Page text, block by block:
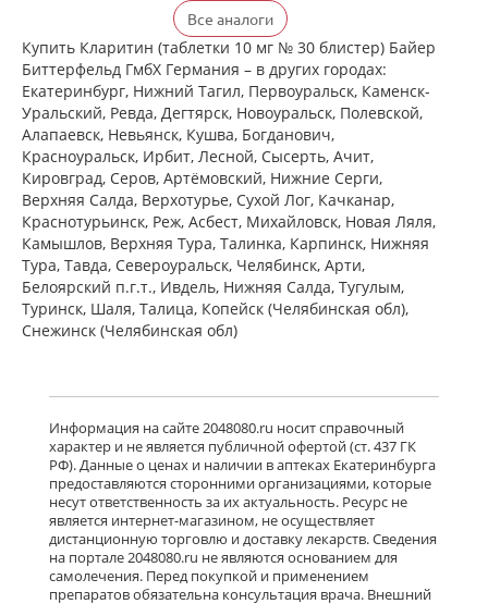
Кларитин (таблетки 10 мг № 30
блистер) Байер Биттерфельд ГмбХ
Германия
есть в 4 аптеках
от 372,00 до 439,00
Кларотадин (таблетки 10 мг N10)
Акрихин ХФК ОАО - Россия
Московская область, Нагинский р-н,
Старая Купавна
Нет в аптеках города
Кларитин (таблетки 10 мг № 7
блистер) Байер Биттерфельд ГмбХ
Германия
Нет в аптеках города
Кларотадин (таблетки 10 мг N7)
Акрихин ХФК ОАО - Россия
Московская область, Нагинский р-н,
Старая Купавна
Нет в аптеках города
Лоратадин (таблетки 10 мг N10)
Макиз-Фарма ЗАО - Россия
Нет в аптеках города
Все аналоги
Купить Кларитин (таблетки 10 мг № 30 блистер) Байер
Биттерфельд ГмбХ Германия – в других городах:
Екатеринбург, Нижний Тагил, Первоуральск, Каменск-
Уральский, Ревда, Дегтярск, Новоуральск, Полевской,
Алапаевск, Невьянск, Кушва, Богданович,
Красноуральск, Ирбит, Лесной, Сысерть, Ачит,
Кировград, Серов, Артёмовский, Нижние Cерги,
Верхняя Салда, Верхотурье, Сухой Лог, Качканар,
Краснотурьинск, Реж, Асбест, Михайловск, Новая Ляля,
Камышлов, Верхняя Тура, Талинка, Карпинск, Нижняя
Тура, Тавда, Североуральск, Челябинск, Арти,
Белоярский п.г.т., Ивдель, Нижняя Салда, Тугулым,
Туринск, Шаля, Талица, Копейск (Челябинская обл),
Снежинск (Челябинская обл)
Информация на сайте 2048080.ru носит справочный
характер и не является публичной офертой (ст. 437 ГК
РФ). Данные о ценах и наличии в аптеках Екатеринбурга
предоставляются сторонними организациями, которые
несут ответственность за их актуальность. Ресурс не
является интернет-магазином, не осуществляет
дистанционную торговлю и доставку лекарств. Сведения
на портале 2048080.ru не являются основанием для
самолечения. Перед покупкой и применением
препаратов обязательна консультация врача. Внешний